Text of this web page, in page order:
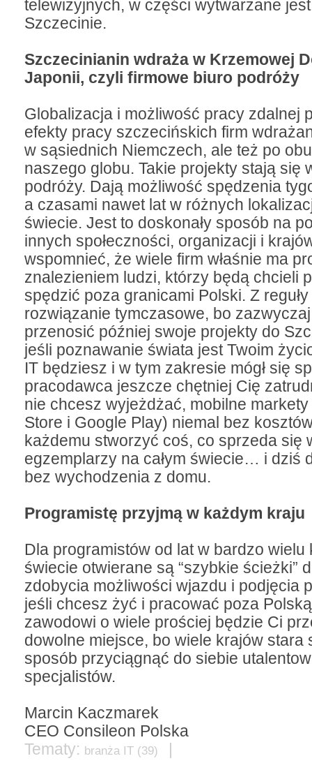
telewizyjnych, w części wytwarzane
Szczecinie.
Szczecinianin wdraża w Krzemowej
Japonii, czyli firmowe biuro podróży
Globalizacja i możliwość pracy zdalnej
efekty pracy szczecińskich firm
w sąsiednich Niemczech, ale też po
naszego globu. Takie projekty stają się
podróży. Dają możliwość spędzenia
a czasami nawet lat w różnych
świecie. Jest to doskonały sposób na
innych społeczności, organizacji i
wspomnieć, że wiele firm właśnie ma
znalezieniem ludzi, którzy będą chcieli
spędzić poza granicami Polski. Z
rozwiązanie tymczasowe, bo
przenosić później swoje projekty do
jeśli poznawanie świata jest Twoim
IT będziesz i w tym zakresie mógł się
pracodawca jeszcze chętniej Cię
nie chcesz wyjeżdżać, mobilne
Store i Google Play) niemal bez
każdemu stworzyć coś, co sprzeda się
egzemplarzy na całym świecie… i dziś
bez wychodzenia z domu.
Programistę przyjmą w każdym kraju
Dla programistów od lat w bardzo wielu
świecie otwierane są “szybkie ścieżki”
zdobycia możliwości wjazdu i podjęcia
jeśli chcesz żyć i pracować poza
zawodowi o wiele prościej będzie Ci
dowolne miejsce, bo wiele krajów stara
sposób przyciągnąć do siebie
specjalistów.
Marcin Kaczmarek
CEO Consileon Polska
Tematy: branża IT (39) |